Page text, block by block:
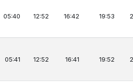
05:40 12:52 16:42 19:53
05:41 12:52 16:41 19:52